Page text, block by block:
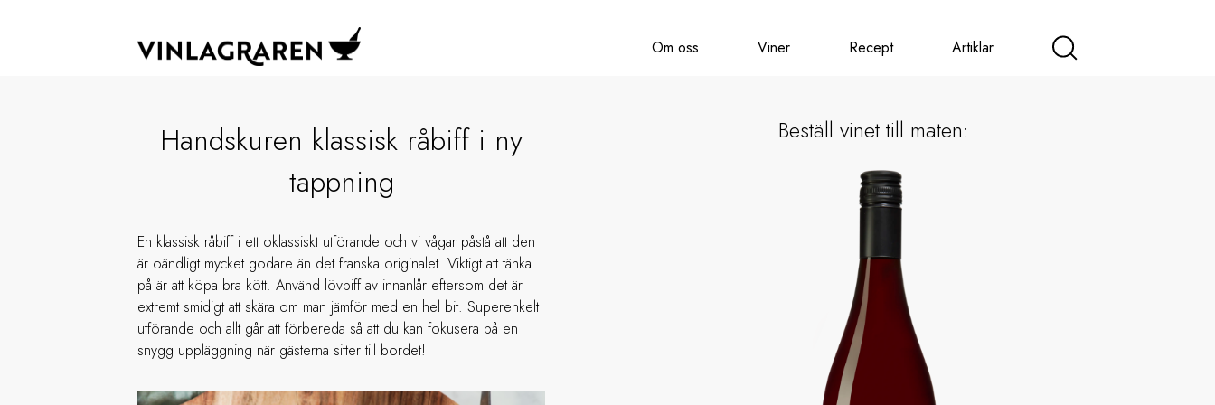
Om oss Viner Recept Artiklar
Handskuren klassisk råbiff i ny
tappning
En klassisk råbiff i ett oklassiskt utförande och vi vågar påstå att den
är oändligt mycket godare än det franska originalet. Viktigt att tänka
på är att köpa bra kött. Använd lövbiff av innanlår eftersom det är
extremt smidigt att skära om man jämför med en hel bit. Superenkelt
utförande och allt går att förbereda så att du kan fokusera på en
snygg uppläggning när gästerna sitter till bordet!
Beställ vinet till maten: